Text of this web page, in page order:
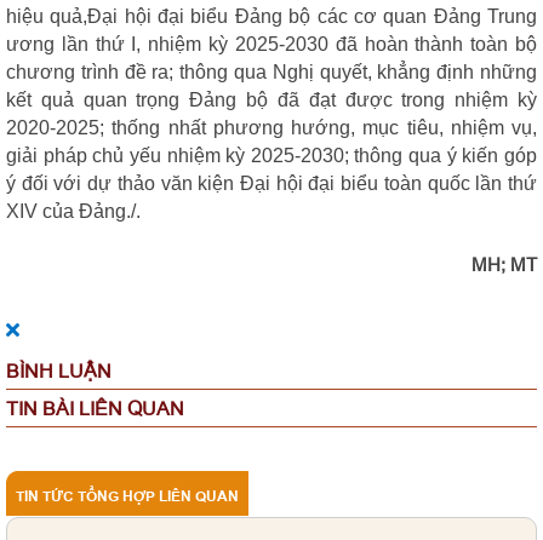
hiệu quả,Đại hội đại biểu Đảng bộ các cơ quan Đảng Trung
ương lần thứ I, nhiệm kỳ 2025-2030 đã hoàn thành toàn bộ
chương trình đề ra; thông qua Nghị quyết, khẳng định những
kết quả quan trọng Đảng bộ đã đạt được trong nhiệm kỳ
2020-2025; thống nhất phương hướng, mục tiêu, nhiệm vụ,
giải pháp chủ yếu nhiệm kỳ 2025-2030; thông qua ý kiến góp
ý đối với dự thảo văn kiện Đại hội đại biểu toàn quốc lần thứ
XIV của Đảng./.
MH; MT
BÌNH LUẬN
TIN BÀI LIÊN QUAN
TIN TỨC TỔNG HỢP LIÊN QUAN